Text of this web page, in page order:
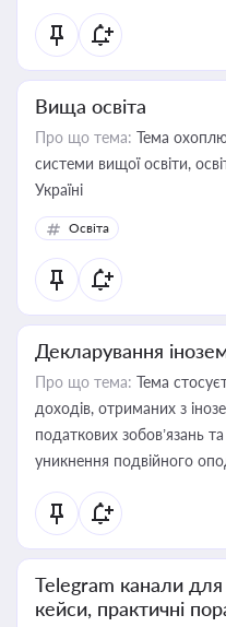
Вища освіта
Про що тема: Тема
системи вищої освіти,
Україні
Освіта
Декларування
Про що тема: Тема
доходів, отриманих з
податкових зобов’язань
уникнення подвійного
Telegram канали для
кейси, практичні